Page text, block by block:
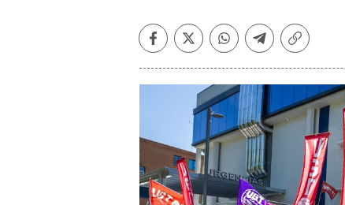
Facebook
TwitterWhatsapp
Telegram
Copiar